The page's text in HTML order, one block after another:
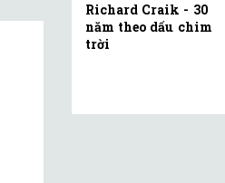
Richard Craik - 30
năm theo dấu chim
trời